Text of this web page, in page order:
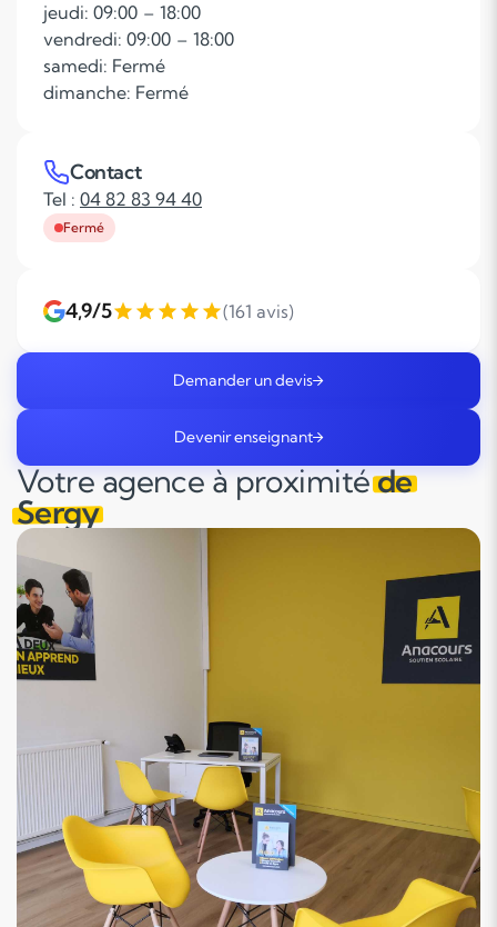
Votre agence à proximitéde
Sergy
jeudi: 09:00 – 18:00
vendredi: 09:00 – 18:00
samedi: Fermé
dimanche: Fermé
Contact
Tel : 04 82 83 94 40
Fermé
4,9/5 (161 avis)
Demander un devis
Devenir enseignant